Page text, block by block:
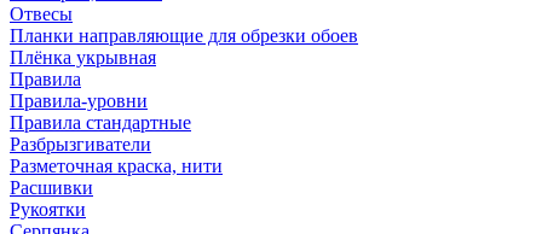
Отвесы
Планки направляющие для обрезки обоев
Плёнка укрывная
Правила
Правила-уровни
Правила стандартные
Разбрызгиватели
Разметочная краска, нити
Расшивки
Рукоятки